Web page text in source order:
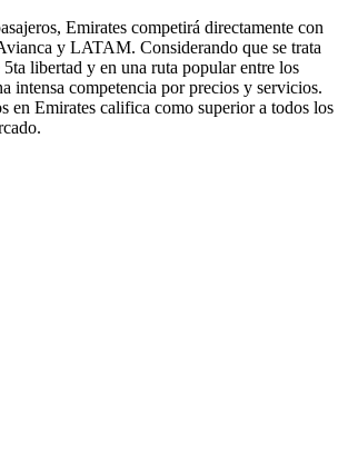
Emirates competirá directamente con
y LATAM. Considerando que se trata
libertad y en una ruta popular entre los
intensa competencia por precios y servicios.
en Emirates califica como superior a todos los